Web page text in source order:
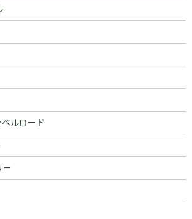
ルロード
ー